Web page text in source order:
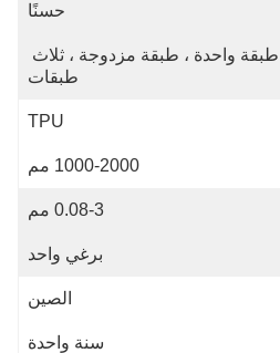
حسنًا
طبقة واحدة ، طبقة مزدوجة ، ثلاث
طبقات
TPU
1000-2000 مم
0.08-3 مم
برغي واحد
الصين
سنة واحدة